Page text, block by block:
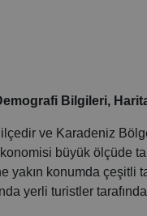
Bilgileri,
ve Karadeniz
büyük ölçüde
yakın konumda çeşitli
yerli turistler